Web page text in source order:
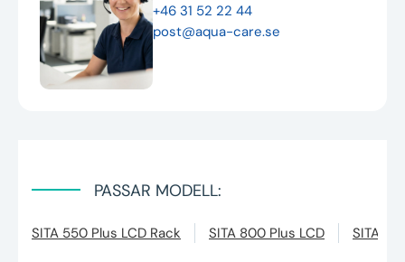
+46 31 52 22 44
post@aqua-care.se
PASSAR MODELL:
SITA 550 Plus LCD Rack SITA 800 Plus LCD SITA